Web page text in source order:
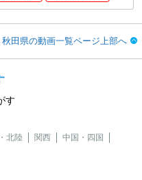
田県の動画一覧ページ上部へ
す
北陸 関西
中国・四国